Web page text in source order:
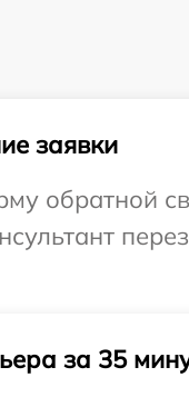
заявки
обратной
за 35